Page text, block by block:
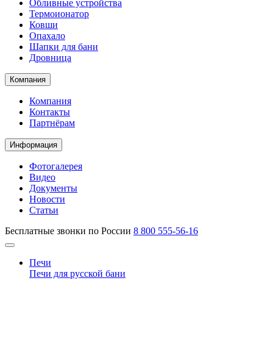
Обливные устройства
Термоионатор
Ковши
Опахало
Шапки для бани
Дровница
Компания
Компания
Контакты
Партнёрам
Информация
Фотогалерея
Видео
Документы
Новости
Статьи
Бесплатные звонки по России 8 800 555-56-16
Печи
Печи для русской бани